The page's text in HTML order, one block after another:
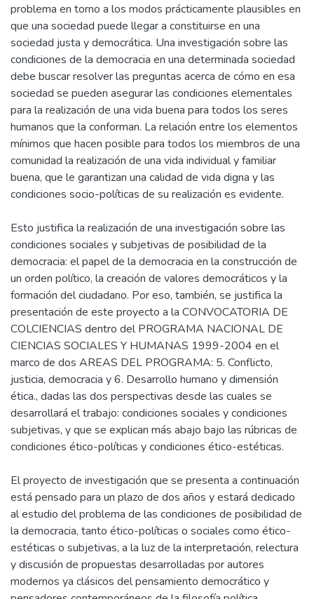
problema en torno a los modos prácticamente plausibles en
que una sociedad puede llegar a constituirse en una
sociedad justa y democrática. Una investigación sobre las
condiciones de la democracia en una determinada sociedad
debe buscar resolver las preguntas acerca de cómo en esa
sociedad se pueden asegurar las condiciones elementales
para la realización de una vida buena para todos los seres
humanos que la conforman. La relación entre los elementos
mínimos que hacen posible para todos los miembros de una
comunidad la realización de una vida individual y familiar
buena, que le garantizan una calidad de vida digna y las
condiciones socio-políticas de su realización es evidente.
Esto justifica la realización de una investigación sobre las
condiciones sociales y subjetivas de posibilidad de la
democracia: el papel de la democracia en la construcción de
un orden político, la creación de valores democráticos y la
formación del ciudadano. Por eso, también, se justifica la
presentación de este proyecto a la CONVOCATORIA DE
COLCIENCIAS dentro del PROGRAMA NACIONAL DE
CIENCIAS SOCIALES Y HUMANAS 1999-2004 en el
marco de dos AREAS DEL PROGRAMA: 5. Conflicto,
justicia, democracia y 6. Desarrollo humano y dimensión
ética., dadas las dos perspectivas desde las cuales se
desarrollará el trabajo: condiciones sociales y condiciones
subjetivas, y que se explican más abajo bajo las rúbricas de
condiciones ético-políticas y condiciones ético-estéticas.
El proyecto de investigación que se presenta a continuación
está pensado para un plazo de dos años y estará dedicado
al estudio del problema de las condiciones de posibilidad de
la democracia, tanto ético-políticas o sociales como ético-
estéticas o subjetivas, a la luz de la interpretación, relectura
y discusión de propuestas desarrolladas por autores
modernos ya clásicos del pensamiento democrático y